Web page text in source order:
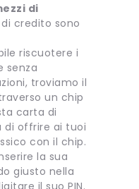
di
credito sono
riscuotere i
senza
troviamo il
un chip
carta di
di offrire ai tuoi
con il chip.
la sua
giusto nella
il suo PIN.